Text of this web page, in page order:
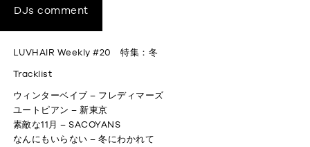
DJs comment
LUVHAIR Weekly #20 特集：冬
Tracklist
ウィンターベイブ – フレディマーズ
ユートピアン – 新東京
素敵な11月 – SACOYANS
なんにもいらない – 冬にわかれて